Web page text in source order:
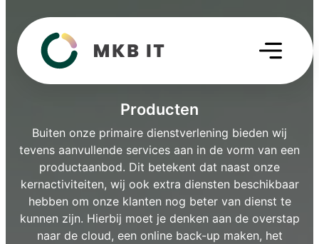
Producten
Buiten onze primaire dienstverlening bieden wij
tevens aanvullende services aan in de vorm van een
productaanbod. Dit betekent dat naast onze
kernactiviteiten, wij ook extra diensten beschikbaar
hebben om onze klanten nog beter van dienst te
kunnen zijn. Hierbij moet je denken aan de overstap
naar de cloud, een online back-up maken, het